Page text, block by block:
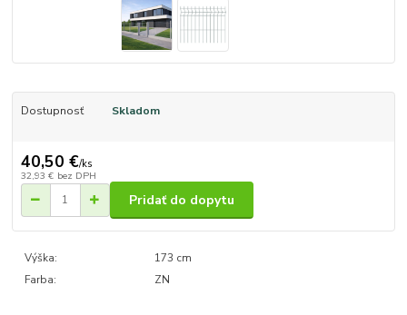
Dostupnosť Skladom
40,50 €/ks
32,93 € bez DPH
Pridať do dopytu
Výška:
173 cm
Farba:
ZN